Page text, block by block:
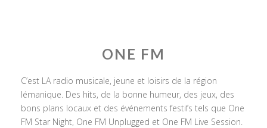
ONE FM
C’est LA radio musicale, jeune et loisirs de la région
lémanique. Des hits, de la bonne humeur, des jeux, des
bons plans locaux et des événements festifs tels que One
FM Star Night, One FM Unplugged et One FM Live Session.